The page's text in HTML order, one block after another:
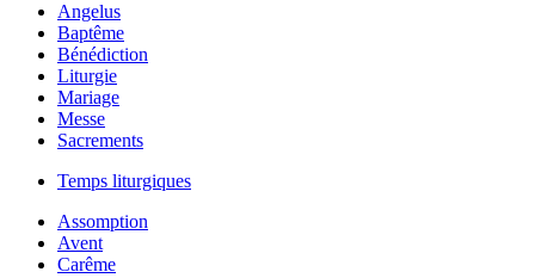
Angelus
Baptême
Bénédiction
Liturgie
Mariage
Messe
Sacrements
Temps liturgiques
Assomption
Avent
Carême